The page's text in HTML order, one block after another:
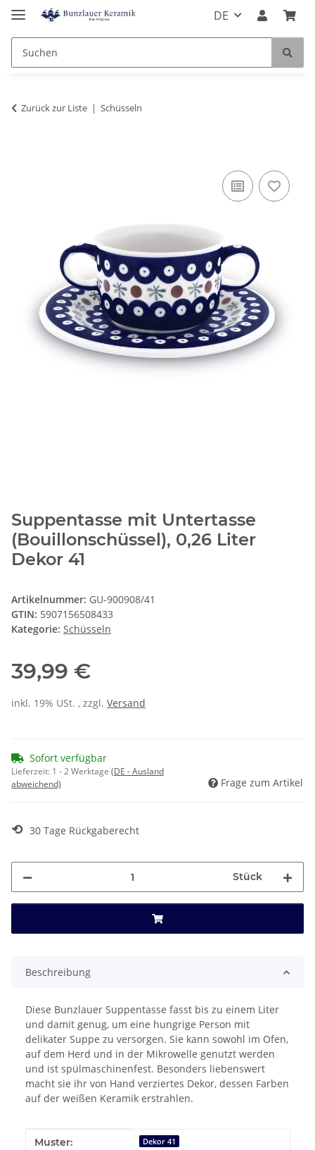
DE
Zurück zur Liste Schüsseln
Suppentasse mit Untertasse
(Bouillonschüssel), 0,26 Liter
Dekor 41
Artikelnummer: GU-900908/41
GTIN: 5907156508433
Kategorie: Schüsseln
39,99 €
inkl. 19% USt. , zzgl. Versand
Sofort verfügbar
Lieferzeit: 1 - 2 Werktage (DE - Ausland
abweichend)
Frage zum Artikel
⟲ 30 Tage Rückgaberecht
Stück
Beschreibung
Diese Bunzlauer Suppentasse fasst bis zu einem Liter
und damit genug, um eine hungrige Person mit
delikater Suppe zu versorgen. Sie kann sowohl im Ofen,
auf dem Herd und in der Mikrowelle genutzt werden
und ist spülmaschinenfest. Besonders liebenswert
macht sie ihr von Hand verziertes Dekor, dessen Farben
auf der weißen Keramik erstrahlen.
Produkteigenschaft
Wert
Muster: Dekor 41